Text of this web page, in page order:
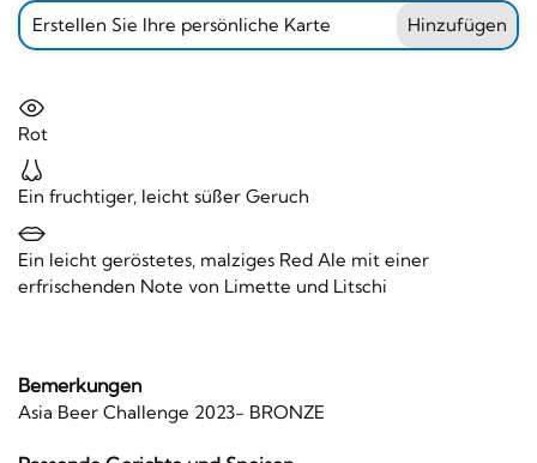
Erstellen Sie Ihre persönliche Karte Hinzufügen
Rot
Ein fruchtiger, leicht süßer Geruch
Ein leicht geröstetes, malziges Red Ale mit einer
erfrischenden Note von Limette und Litschi
Bemerkungen
Asia Beer Challenge 2023- BRONZE